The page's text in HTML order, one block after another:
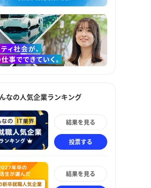
なの人気企業ランキング
結果を見る
投票する
結果を見る